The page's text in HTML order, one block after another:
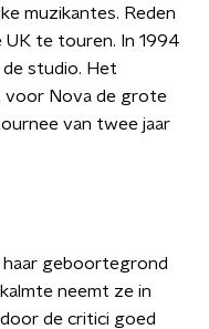
muzikantes. Reden
te touren. In 1994
studio. Het
voor Nova de grote
van twee jaar
haar geboortegrond
neemt ze in
de critici goed